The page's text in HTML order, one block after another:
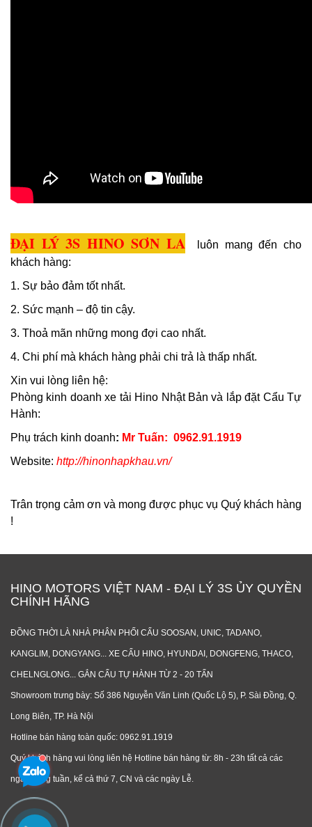
ĐẠI LÝ 3S HINO SƠN LA
luôn mang đến cho
khách hàng:
1. Sự bảo đảm tốt nhất.
2. Sức mạnh – độ tin cậy.
3. Thoả mãn những mong đợi cao nhất.
4. Chi phí mà khách hàng phải chi trả là thấp nhất.
Xin vui lòng liên hệ:
Phòng kinh doanh xe tải Hino Nhật Bản và lắp đặt Cẩu Tự
Hành:
Phụ trách kinh doanh: Mr Tuấn: 0962.91.1919
Website: http://hinonhapkhau.vn/
Trân trọng cảm ơn và mong được phục vụ Quý khách hàng
!
HINO MOTORS VIỆT NAM - ĐẠI LÝ 3S ỦY QUYỀN
CHÍNH HÃNG
ĐỒNG THỜI LÀ NHÀ PHÂN PHỐI CẨU SOOSAN, UNIC, TADANO,
KANGLIM, DONGYANG... XE CẨU HINO, HYUNDAI, DONGFENG, THACO,
CHELNGLONG... GẮN CẨU TỰ HÀNH TỪ 2 - 20 TẤN
Showroom trưng bày: Số 386 Nguyễn Văn Linh (Quốc Lộ 5), P. Sài Đồng, Q.
Long Biên, TP. Hà Nội
Hotline bán hàng toàn quốc: 0962.91.1919
Quý khách hàng vui lòng liên hệ Hotline bán hàng từ: 8h - 23h tất cả các
ngày trong tuần, kể cả thứ 7, CN và các ngày Lễ.